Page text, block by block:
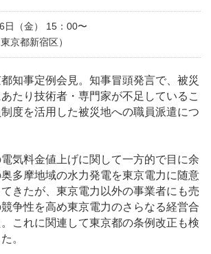
日（金） 15：00〜
京都新宿区）
知事定例会見。知事冒頭発言で、被災
たり技術者・専門家が不足しているこ
度を活用した被災地への職員派遣につ
気料金値上げに関して一方的で目に余
多摩地域の水力発電を東京電力に随意
きたが、東京電力以外の事業者にも売
争性を高め東京電力のさらなる経営合
これに関連して東京都の条例改正も検
。